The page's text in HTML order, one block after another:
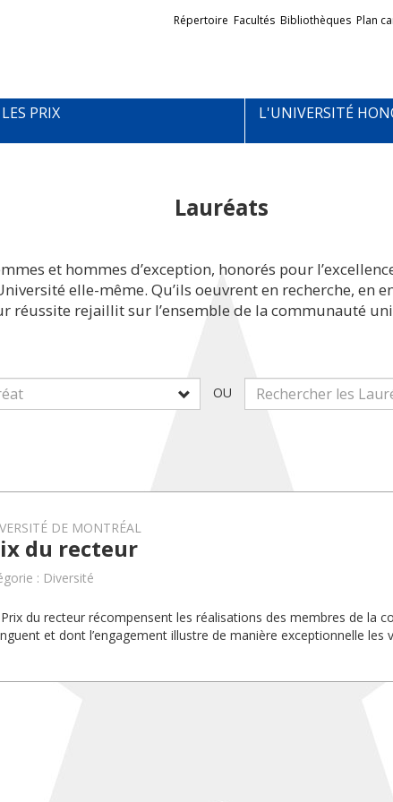
Liens
externes
Répertoire Facultés Bibliothèques Plan
LES PRIX L'UNIVERSITÉ
Lauréats
et hommes d’exception, honorés pour
elle-même. Qu’ils oeuvrent en recherche, en
réussite rejaillit sur l’ensemble de la communauté
OU
DE MONTRÉAL
du recteur
: Diversité
du recteur récompensent les réalisations des membres de la
et dont l’engagement illustre de manière exceptionnelle les